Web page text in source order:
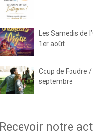
Les Samedis de
1er août
Coup de Foudre /
septembre
Recevoir notre